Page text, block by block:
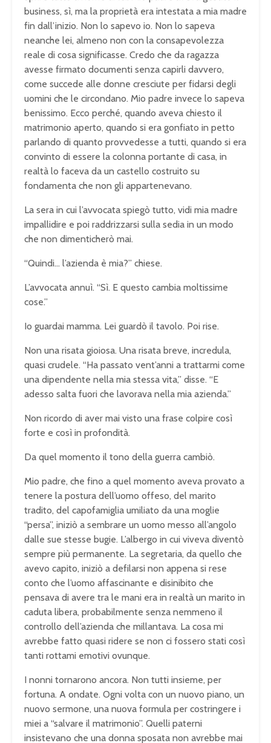
business, sì, ma la proprietà era intestata a mia madre
fin dall’inizio. Non lo sapevo io. Non lo sapeva
neanche lei, almeno non con la consapevolezza
reale di cosa significasse. Credo che da ragazza
avesse firmato documenti senza capirli davvero,
come succede alle donne cresciute per fidarsi degli
uomini che le circondano. Mio padre invece lo sapeva
benissimo. Ecco perché, quando aveva chiesto il
matrimonio aperto, quando si era gonfiato in petto
parlando di quanto provvedesse a tutti, quando si era
convinto di essere la colonna portante di casa, in
realtà lo faceva da un castello costruito su
fondamenta che non gli appartenevano.
La sera in cui l’avvocata spiegò tutto, vidi mia madre
impallidire e poi raddrizzarsi sulla sedia in un modo
che non dimenticherò mai.
“Quindi… l’azienda è mia?” chiese.
L’avvocata annuì. “Sì. E questo cambia moltissime
cose.”
Io guardai mamma. Lei guardò il tavolo. Poi rise.
Non una risata gioiosa. Una risata breve, incredula,
quasi crudele. “Ha passato vent’anni a trattarmi come
una dipendente nella mia stessa vita,” disse. “E
adesso salta fuori che lavorava nella mia azienda.”
Non ricordo di aver mai visto una frase colpire così
forte e così in profondità.
Da quel momento il tono della guerra cambiò.
Mio padre, che fino a quel momento aveva provato a
tenere la postura dell’uomo offeso, del marito
tradito, del capofamiglia umiliato da una moglie
“persa”, iniziò a sembrare un uomo messo all’angolo
dalle sue stesse bugie. L’albergo in cui viveva diventò
sempre più permanente. La segretaria, da quello che
avevo capito, iniziò a defilarsi non appena si rese
conto che l’uomo affascinante e disinibito che
pensava di avere tra le mani era in realtà un marito in
caduta libera, probabilmente senza nemmeno il
controllo dell’azienda che millantava. La cosa mi
avrebbe fatto quasi ridere se non ci fossero stati così
tanti rottami emotivi ovunque.
I nonni tornarono ancora. Non tutti insieme, per
fortuna. A ondate. Ogni volta con un nuovo piano, un
nuovo sermone, una nuova formula per costringere i
miei a “salvare il matrimonio”. Quelli paterni
insistevano che una donna sposata non avrebbe mai